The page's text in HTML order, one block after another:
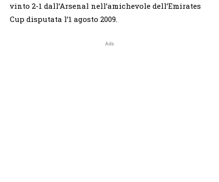
vinto 2-1 dall’Arsenal nell’amichevole dell’Emirates
Cup disputata l’1 agosto 2009.
Ads